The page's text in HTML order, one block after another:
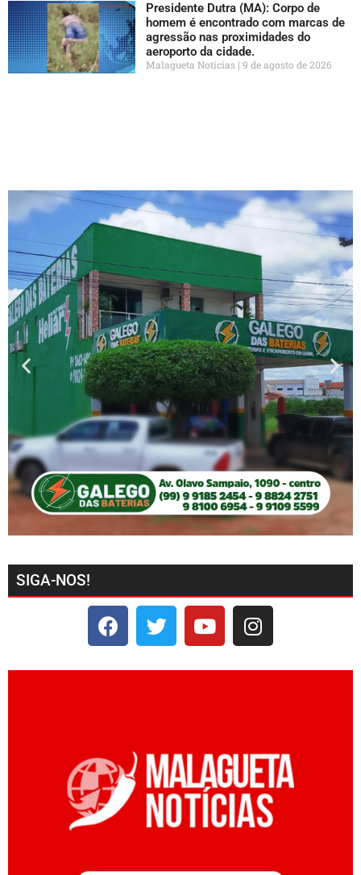
Presidente Dutra (MA): Corpo de
homem é encontrado com marcas de
agressão nas proximidades do
aeroporto da cidade.
Malagueta Notícias 9 de agosto de 2026
SIGA-NOS!